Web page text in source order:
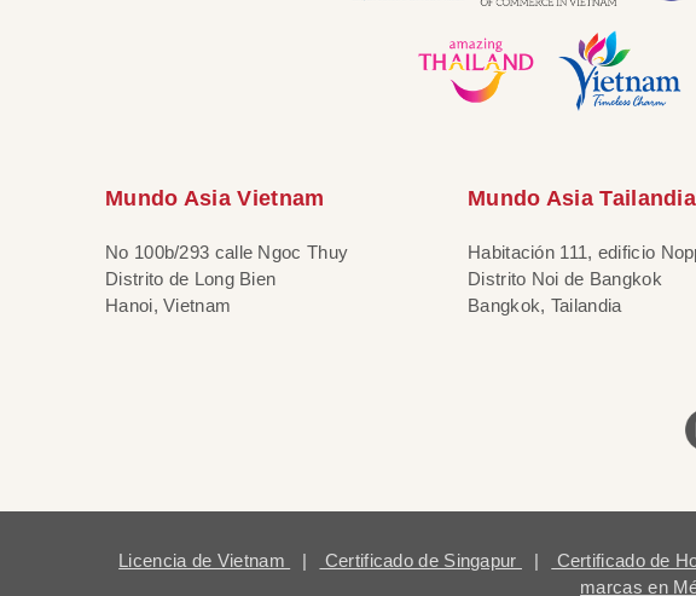
Mundo Asia Vietnam
No 100b/293 calle Ngoc Thuy
Distrito de Long Bien
Hanoi, Vietnam
Mundo Asia Tailandia
Habitación 111, edificio
Distrito Noi de Bangkok
Bangkok, Tailandia
Licencia de Vietnam | Certificado de Singapur | Certificado de
marcas en